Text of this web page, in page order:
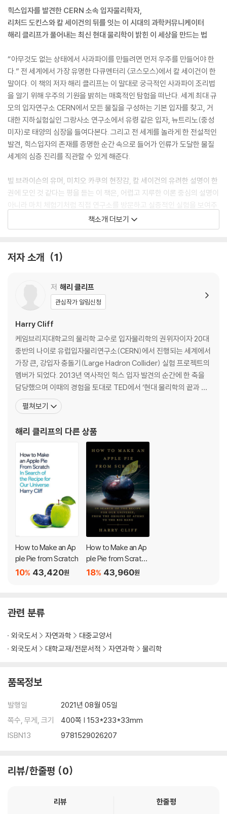
힉스입자를 발견한 CERN 소속 입자물리학자,
리처드 도킨스와 칼 세이건의 뒤를 잇는 이 시대의 과학커뮤니케이터
해리 클리프가 풀어내는 최신 현대 물리학이 밝힌 이 세상을 만드는 법
“아무것도 없는 상태에서 사과파이를 만들려면 먼저 우주를 만들어야 한
다.” 전 세계에서 가장 유명한 다큐멘터리 〈코스모스〉에서 칼 세이건이 한
말이다. 이 책의 저자 해리 클리프는 이 말대로 궁극적인 사과파이 조리법
을 알기 위해 우주의 기원을 밝히는 매혹적인 탐험을 떠난다. 세계 최대 규
모의 입자연구소 CERN에서 모든 물질을 구성하는 기본 입자를 찾고, 거
대한 지하실험실인 그랑사소 연구소에서 유령 같은 입자, 뉴트리노(중성
미자)로 태양의 심장을 들여다본다. 그리고 전 세계를 놀라게 한 전설적인
발견, 힉스입자의 존재를 증명한 순간 속으로 들어가 인류가 도달한 물질
세계의 심층 진리를 직관할 수 있게 해준다.
빌 브라이슨의 유머, 미치오 카쿠의 현장감, 칼 세이건의 유려한 설명이 한
권에 모인 것 같다는 평을 듣는 이 책은, 어렵고 지루한 이론 중심의 설명이
아니라 마치 체험기처럼 직접 연구소를 방문하고 실증적인 실험을 보여주
는 등 과학 지식을 생생하게 풀어내 어떤 어려운 물리학 얘기도 술술 읽히
게 한다. 그리고 웃음 짓지 않고는 못 배길 유머가 한시도 지루할 틈을 주지
가 쓴 몇 안 되는 과학교양서로 우리 세계의 신비가 밝혀지는 순간이 그 어
목격할 수 있을 것이다.
really is, and the journey matter takes from the Big Bang,
through exploding stars, ultimately to you and me.’ - Sea
n Carroll, author of Something Deeply Hidden
‘If you wish to make an apple pie from scratch, you must fi
rst invent the universe.’ - Carl Sagan
We probably all have a vague idea of how to make an apple pi
bly most of the way there, right? Think again. Making an apple
pie from scratch requires ingredients that definitely aren’t ava
ilable in the supermarket, ovens that can reach temperatures
of trillions of degrees, and a preparation time of 13.8 billion ye
Inspired by Sagan’s famous line, Harry Cliff ventures out in sea
rch of the ultimate apple pie recipe, tracing the ingredients of
our universe through the hearts of dying stars and back in tim
e to a tiny fraction of a second after our universe began. Alon
g the way, he confronts some really big questions: What is ma
tter really made of? How does the stuff around us escape ann
e?
In pursuit of answers, Cliff ventures to the largest undergroun
d research facility in the world, deep beneath Italy’s Gran Sass
o mountains, where scientists gaze into the heart of the Sun u
ts CERN in Switzerland to explore the ‘Antimatter Factory’ wh
e’re close to knowing whether it falls upwards). And he reveal
s what the latest data from the Large Hadron Collider may be
telling us about the fundamental ingredients of matter.
ry, and astronomy that brought us to our present understandi
ng of the world, while offering readers a front-row seat to on
e ever embarked on.
책소개 더보기
저자 소개 1
저 해리 클리프
관심작가 알림신청
Harry Cliff
케임브리지대학교의 물리학 교수로 입자물리학의 권위자이자 20대
중반의 나이로 유럽입자물리연구소(CERN)에서 진행되는 세계에서
가장 큰, 강입자 충돌기(Large Hadron Collider) 실험 프로젝트의
멤버가 되었다. 2013년 역사적인 힉스 입자 발견의 순간에 한 축을
담당했으며 이때의 경험을 토대로 TED에서 ‘현대 물리학의 끝과 다
음’이란 주제로 강의를 했다. 이 강의는 270만이란 놀라운 조회 수를
기록하며 TED 명강의에 올랐는데 이로 인해 과학자로서 뛰어난 업
을 받아 새로운 칼 세이건으로 불리기도 한
펼쳐보기
해리 클리프의 다른 상품
How to Make an Ap
ple Pie from Scratch
43,420원
10%
How to Make an Ap
ple Pie from Scratc
h: In Search of the R
43,960원
18%
관련 분류
외국도서 자연과학
대중교양서
외국도서
대학교재/전문서적 자연과학 물리학
품목정보
발행일
2021년 08월 05일
쪽수, 무게, 크기
400쪽 | 153*233*33mm
ISBN13
9781529026207
리뷰/한줄평 0
리뷰
한줄평